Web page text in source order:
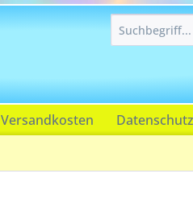
Versandkosten Datenschutz